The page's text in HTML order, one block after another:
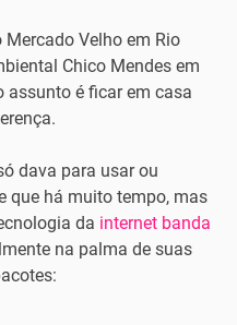
Mercado Velho em Rio
Chico Mendes em
assunto é ficar em casa
dava para usar ou
que há muito tempo, mas
da internet banda
na palma de suas